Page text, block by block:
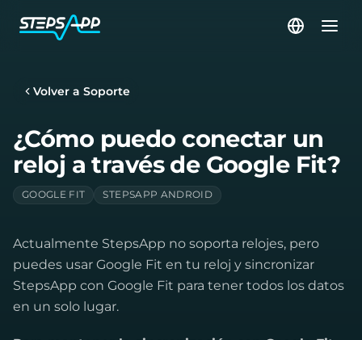
Volver a Soporte
¿Cómo puedo conectar un
reloj a través de Google Fit?
GOOGLE FIT STEPSAPP ANDROID
Actualmente StepsApp no soporta relojes, pero
puedes usar Google Fit en tu reloj y sincronizar
StepsApp con Google Fit para tener todos los datos
en un solo lugar.